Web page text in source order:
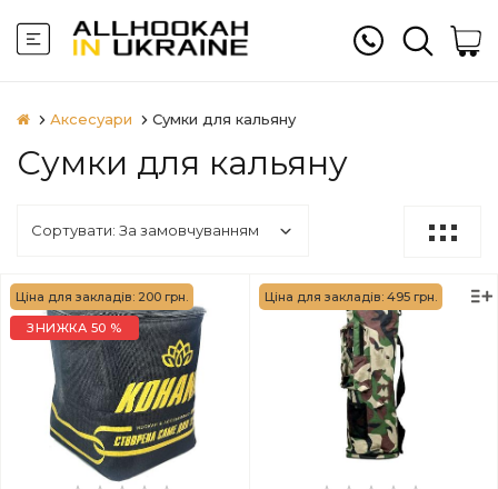
Аксесуари Сумки для кальяну
Сумки для кальяну
Ціна для закладів: 200 грн.
ЗНИЖКА 50 %
Ціна для закладів: 495 грн.